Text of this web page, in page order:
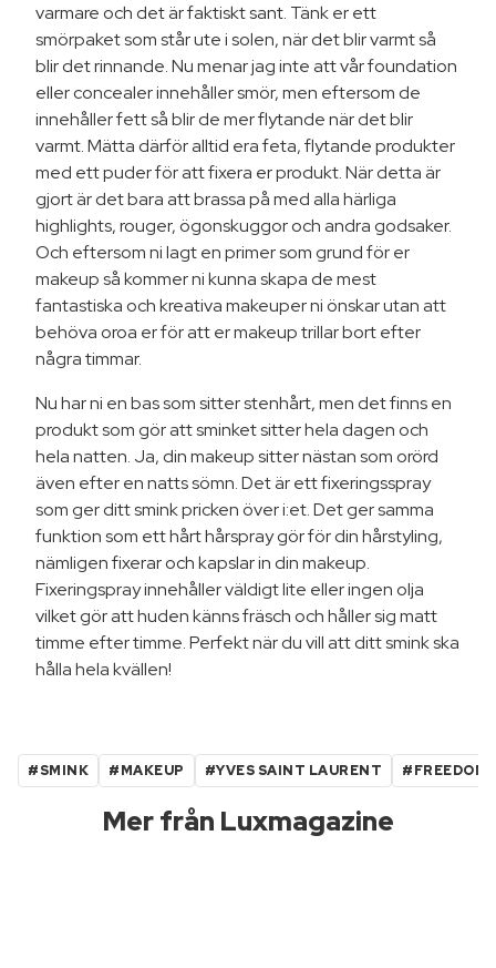
varmare och det är faktiskt sant. Tänk er ett
smörpaket som står ute i solen, när det blir varmt så
blir det rinnande. Nu menar jag inte att vår foundation
eller concealer innehåller smör, men eftersom de
innehåller fett så blir de mer flytande när det blir
varmt. Mätta därför alltid era feta, flytande produkter
med ett puder för att fixera er produkt. När detta är
gjort är det bara att brassa på med alla härliga
highlights, rouger, ögonskuggor och andra godsaker.
Och eftersom ni lagt en primer som grund för er
makeup så kommer ni kunna skapa de mest
fantastiska och kreativa makeuper ni önskar utan att
behöva oroa er för att er makeup trillar bort efter
några timmar.
Nu har ni en bas som sitter stenhårt, men det finns en
produkt som gör att sminket sitter hela dagen och
hela natten. Ja, din makeup sitter nästan som orörd
även efter en natts sömn. Det är ett fixeringsspray
som ger ditt smink pricken över i:et. Det ger samma
funktion som ett hårt hårspray gör för din hårstyling,
nämligen fixerar och kapslar in din makeup.
Fixeringspray innehåller väldigt lite eller ingen olja
vilket gör att huden känns fräsch och håller sig matt
timme efter timme. Perfekt när du vill att ditt smink ska
hålla hela kvällen!
#SMINK #MAKEUP #YVES SAINT LAURENT
Mer från Luxmagazine